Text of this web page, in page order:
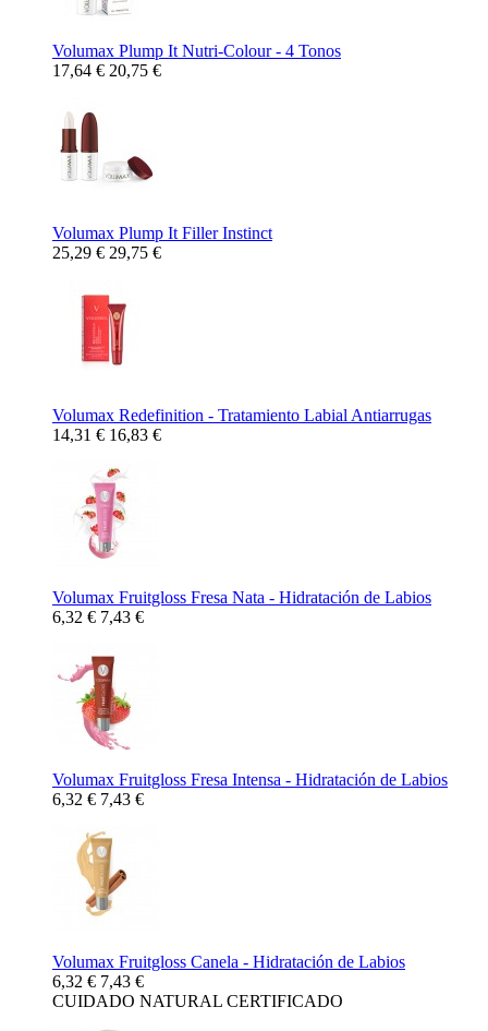
Volumax Plump It Nutri-Colour - 4 Tonos
17,64 € 20,75 €
Volumax Plump It Filler Instinct
25,29 € 29,75 €
Volumax Redefinition - Tratamiento Labial Antiarrugas
14,31 € 16,83 €
Volumax Fruitgloss Fresa Nata - Hidratación de Labios
6,32 € 7,43 €
Volumax Fruitgloss Fresa Intensa - Hidratación de Labios
6,32 € 7,43 €
Volumax Fruitgloss Canela - Hidratación de Labios
6,32 € 7,43 €
CUIDADO NATURAL CERTIFICADO